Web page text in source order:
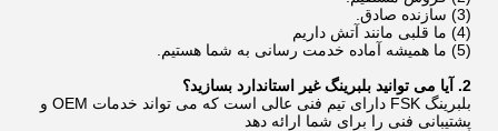
(3) سازنده صادق.
(4) ما قلبی مانند آتش داریم
(5) ما همیشه آماده خدمت رسانی به شما هستیم.
2. آیا می توانید بلبرینگ غیر استاندارد بسازید؟
بلبرینگ FSK دارای تیم فنی عالی است که می تواند خدمات OEM و
پشتیبانی فنی را برای شما ارائه دهد